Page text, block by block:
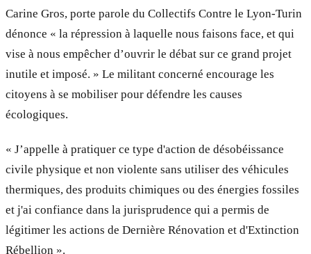
Carine Gros, porte parole du Collectifs Contre le Lyon-Turin
dénonce « la répression à laquelle nous faisons face, et qui
vise à nous empêcher d’ouvrir le débat sur ce grand projet
inutile et imposé. » Le militant concerné encourage les
citoyens à se mobiliser pour défendre les causes
écologiques.
« J’appelle à pratiquer ce type d'action de désobéissance
civile physique et non violente sans utiliser des véhicules
thermiques, des produits chimiques ou des énergies fossiles
et j'ai confiance dans la jurisprudence qui a permis de
légitimer les actions de Dernière Rénovation et d'Extinction
Rébellion ».